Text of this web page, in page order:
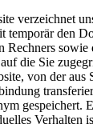
verzeichnet
temporär den
Rechners
die Sie
von der aus
gespeichert.
Verhalten